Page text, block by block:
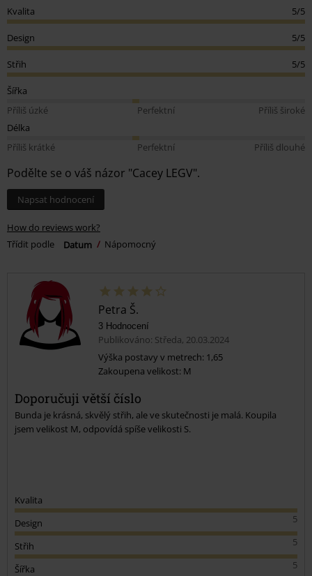
Kvalita
5/5
Design 5/5
Střih 5/5
Šířka
Příliš úzké
Perfektní
Příliš široké
Délka
Příliš krátké
Perfektní Příliš dlouhé
Podělte se o váš názor "Cacey LEGV".
Napsat hodnocení
How do reviews work?
Třídit podle
Datum Nápomocný
Petra Š.
3 Hodnocení
Publikováno: Středa, 20.03.2024
Výška postavy v metrech: 1,65
Zakoupena velikost: M
Doporučuji větší číslo
Bunda je krásná, skvělý střih, ale ve skutečnosti je malá. Koupila
jsem velikost M, odpovídá spíše velikosti S.
Kvalita
5
Design
5
Střih
5
Šířka